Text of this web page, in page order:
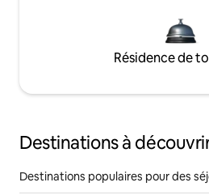
Résidence de
Destinations à
Destinations populaires pour des